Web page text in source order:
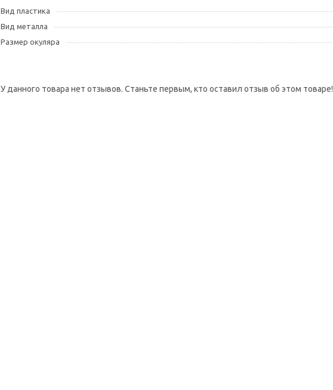
Вид пластика
Вид металла
Размер окуляра
У данного товара нет отзывов. Станьте первым, кто оставил отзыв об этом товаре!